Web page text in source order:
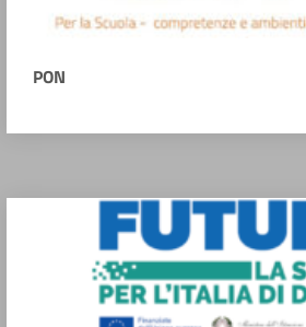
PON